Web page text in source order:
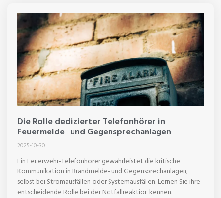
Die Rolle dedizierter Telefonhörer in
Feuermelde- und Gegensprechanlagen
2025-10-30
Ein Feuerwehr-Telefonhörer gewährleistet die kritische
Kommunikation in Brandmelde- und Gegensprechanlagen,
selbst bei Stromausfällen oder Systemausfällen. Lernen Sie ihre
entscheidende Rolle bei der Notfallreaktion kennen.